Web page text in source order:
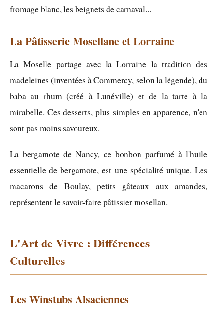
fromage blanc, les beignets de carnaval...
La Pâtisserie Mosellane et Lorraine
La Moselle partage avec la Lorraine la tradition des
madeleines (inventées à Commercy, selon la légende), du
baba au rhum (créé à Lunéville) et de la tarte à la
mirabelle. Ces desserts, plus simples en apparence, n'en
sont pas moins savoureux.
La bergamote de Nancy, ce bonbon parfumé à l'huile
essentielle de bergamote, est une spécialité unique. Les
macarons de Boulay, petits gâteaux aux amandes,
représentent le savoir-faire pâtissier mosellan.
L'Art de Vivre : Différences
Culturelles
Les Winstubs Alsaciennes